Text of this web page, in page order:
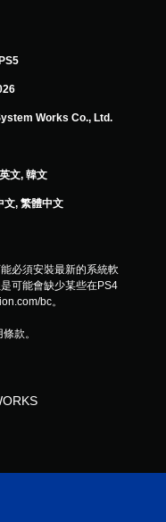
Works Co., Ltd.
文, 韓文
文, 繁體中文
必須安裝最新的系統軟
可能會缺少某些在PS4
bc。
款。